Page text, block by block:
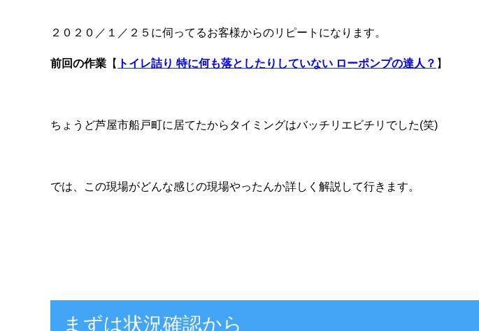
２０２０／１／２５に伺ってるお客様からのリピートになります。
前回の作業 【 トイレ詰り 特に何も落としたりしていない ローポンプの達人？ 】
ちょうど芦屋市船戸町に居てたからタイミングはバッチリエビチリでした(笑)
では、この現場がどんな感じの現場やったんか詳しく解説して行きます。
まずは状況確認から